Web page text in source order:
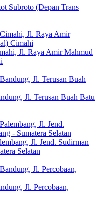
Subroto (Depan Trans
Jl. Raya Amir Mahmud
Jl. Terusan Buah Batu
Jl. Jend. Sudirman
Selatan
Jl. Percobaan,